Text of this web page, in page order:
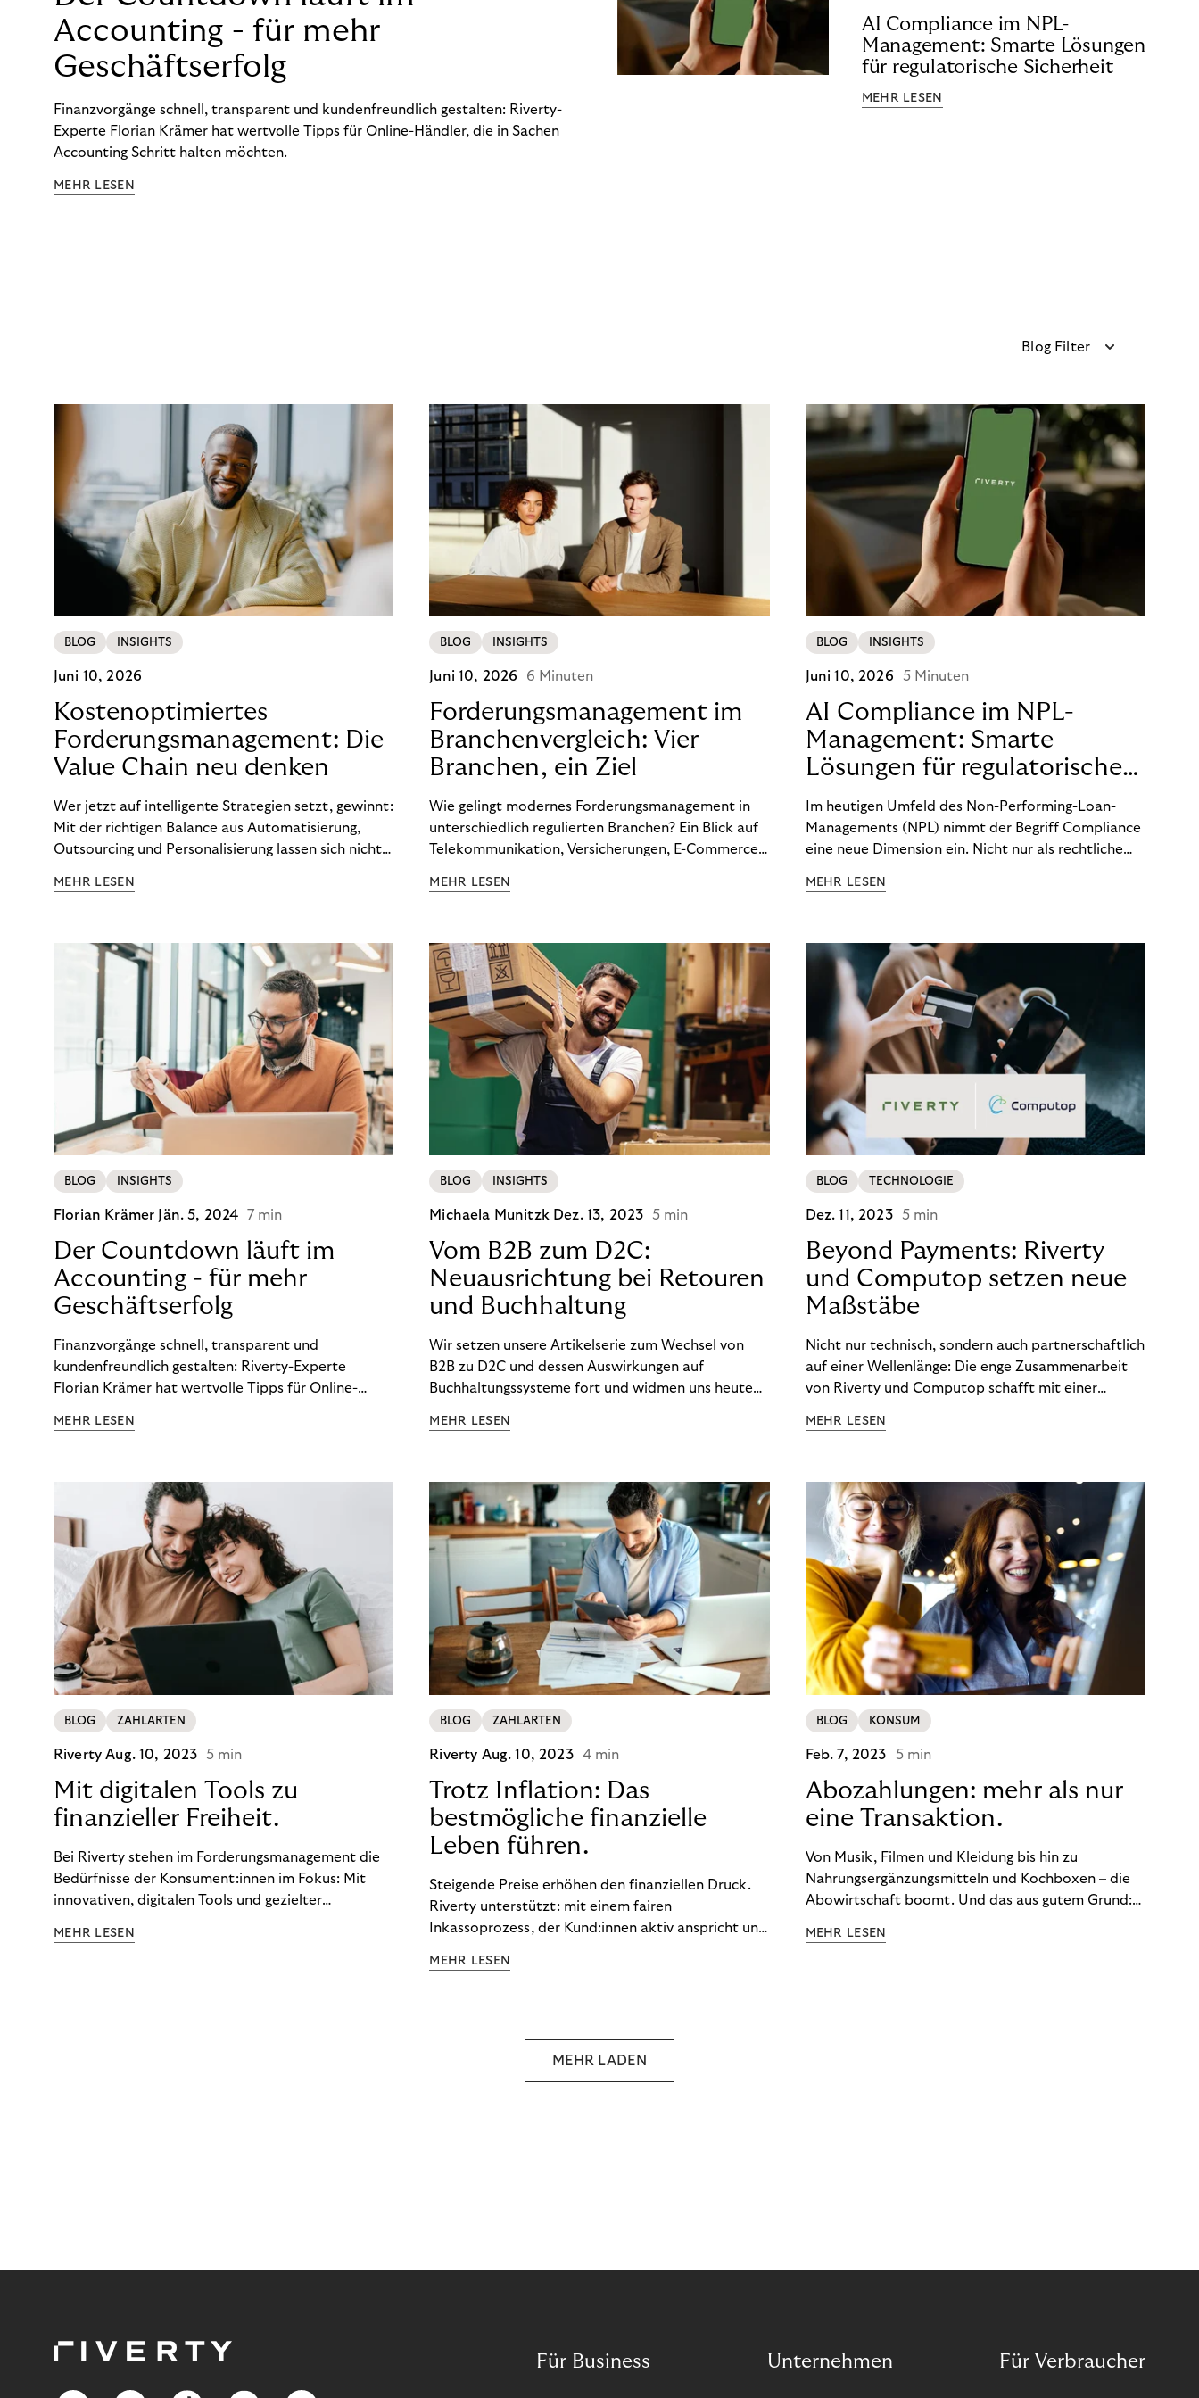
Accounting - für mehr
Geschäftserfolg
Finanzvorgänge schnell, transparent und kundenfreundlich gestalten: Riverty-
Experte Florian Krämer hat wertvolle Tipps für Online-Händler, die in Sachen
Accounting Schritt halten möchten.
MEHR LESEN
AI Compliance im NPL-
Management: Smarte Lösungen
für regulatorische Sicherheit
MEHR LESEN
Blog Filter
BLOG INSIGHTS
Juni 10, 2026
Kostenoptimiertes
Forderungsmanagement: Die
Value Chain neu denken
Wer jetzt auf intelligente Strategien setzt, gewinnt:
Mit der richtigen Balance aus Automatisierung,
Outsourcing und Personalisierung lassen sich nicht
Ergebnisse sichern. Riverty zeigt, wie Recovery-
MEHR LESEN
BLOG INSIGHTS
Juni 10, 2026 6 Minuten
Forderungsmanagement im
Branchenvergleich: Vier
Branchen, ein Ziel
Wie gelingt modernes Forderungsmanagement in
unterschiedlich regulierten Branchen? Ein Blick auf
Telekommunikation, Versicherungen, E-Commerce
wirksam reduzieren will, braucht keine
MEHR LESEN
BLOG INSIGHTS
Juni 10, 2026 5 Minuten
AI Compliance im NPL-
Management: Smarte
Lösungen für regulatorische
Sicherheit
Im heutigen Umfeld des Non-Performing-Loan-
Managements (NPL) nimmt der Begriff Compliance
eine neue Dimension ein. Nicht nur als rechtliche
Wettbewerbsvorteil. In einem Umfeld steigender
(DSGVO) – geraten viele Unternehmen an die
Grenzen traditioneller Compliance-Mechanismen.
MEHR LESEN
BLOG INSIGHTS
Florian Krämer Jän. 5, 2024 7 min
Der Countdown läuft im
Accounting - für mehr
Geschäftserfolg
Finanzvorgänge schnell, transparent und
kundenfreundlich gestalten: Riverty-Experte
Florian Krämer hat wertvolle Tipps für Online-
möchten.
MEHR LESEN
BLOG INSIGHTS
Michaela Munitzk Dez. 13, 2023 5 min
Vom B2B zum D2C:
Neuausrichtung bei Retouren
und Buchhaltung
Wir setzen unsere Artikelserie zum Wechsel von
B2B zu D2C und dessen Auswirkungen auf
Buchhaltungssysteme fort und widmen uns heute
im D2C-Bereich.
MEHR LESEN
BLOG TECHNOLOGIE
Dez. 11, 2023 5 min
Beyond Payments: Riverty
und Computop setzen neue
Maßstäbe
Nicht nur technisch, sondern auch partnerschaftlich
auf einer Wellenlänge: Die enge Zusammenarbeit
von Riverty und Computop schafft mit einer
Zahlungsabwicklung echte Mehrwerte für Händler.
MEHR LESEN
BLOG ZAHLARTEN
RivertyAug. 10, 2023 5 min
Mit digitalen Tools zu
finanzieller Freiheit.
Bei Riverty stehen im Forderungsmanagement die
Bedürfnisse der Konsument:innen im Fokus: Mit
innovativen, digitalen Tools und gezielter
ein Leben in finanzieller Freiheit zu führen. So
MEHR LESEN
BLOG ZAHLARTEN
Riverty Aug. 10, 2023 4 min
Trotz Inflation: Das
bestmögliche finanzielle
Leben führen.
Steigende Preise erhöhen den finanziellen Druck.
Riverty unterstützt: mit einem fairen
Inkassoprozess, der Kund:innen aktiv anspricht und
Finanzbildung ermöglicht. So bleiben Menschen
MEHR LESEN
BLOG KONSUM
Feb. 7, 2023 5 min
Abozahlungen: mehr als nur
eine Transaktion.
Von Musik, Filmen und Kleidung bis hin zu
Nahrungsergänzungsmitteln und Kochboxen – die
Abowirtschaft boomt. Und das aus gutem Grund:
wünschen. Sie ermöglichen es uns, Produkte und
MEHR LESEN
MEHR LADEN
Für Business Unternehmen Für Verbraucher